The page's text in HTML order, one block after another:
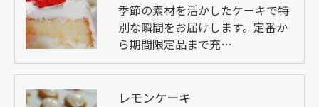
季節の素材を活かしたケーキで特
別な瞬間をお届けします。定番か
ら期間限定品まで充…
レモンケーキ